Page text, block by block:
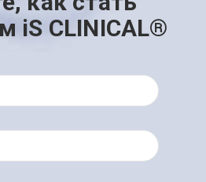
iS CLINICAL®